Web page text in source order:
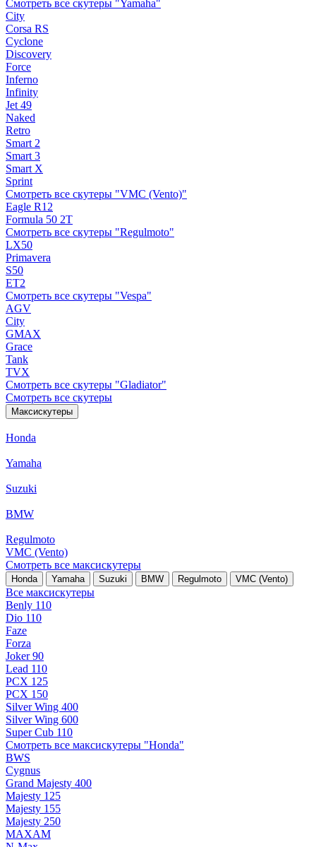
Смотреть все скутеры "Yamaha"
City
Corsa RS
Cyclone
Discovery
Force
Inferno
Infinity
Jet 49
Naked
Retro
Smart 2
Smart 3
Smart X
Sprint
Смотреть все скутеры "VMC (Vento)"
Eagle R12
Formula 50 2Т
Смотреть все скутеры "Regulmoto"
LX50
Primavera
S50
ET2
Смотреть все скутеры "Vespa"
AGV
City
GMAX
Grace
Tank
TVX
Смотреть все скутеры "Gladiator"
Смотреть все скутеры
Максискутеры
Honda
Yamaha
Suzuki
BMW
Regulmoto
VMC (Vento)
Смотреть все максискутеры
Honda Yamaha Suzuki BMW Regulmoto VMC (Vento)
Все максискутеры
Benly 110
Dio 110
Faze
Forza
Joker 90
Lead 110
PCX 125
PCX 150
Silver Wing 400
Silver Wing 600
Super Cub 110
Смотреть все максискутеры "Honda"
BWS
Cygnus
Grand Majesty 400
Majesty 125
Majesty 155
Majesty 250
MAXAM